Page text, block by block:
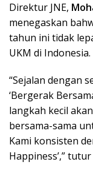
Direktur JNE,
menegaskan
tahun ini tidak
UKM di Indonesia.
“Sejalan dengan
‘Bergerak
langkah kecil
bersama-sama
Kami konsisten
Happiness’,”